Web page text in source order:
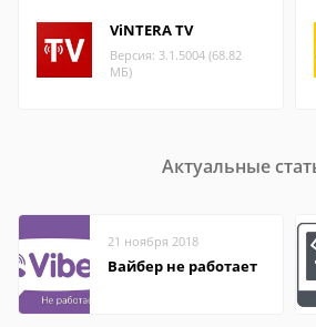
ViNTERA TV
Версия: 3.1.5004 (68.82
МБ)
Актуальные
21 ноября 2018
Вайбер не работает